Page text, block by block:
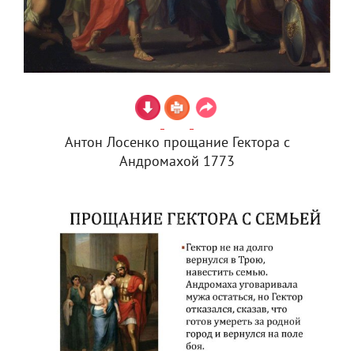
Антон Лосенко прощание Гектора с
Андромахой 1773